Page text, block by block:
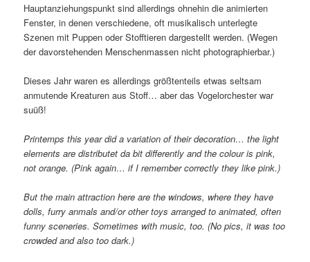
Hauptanziehungspunkt sind allerdings ohnehin die animierten
Fenster, in denen verschiedene, oft musikalisch unterlegte
Szenen mit Puppen oder Stofftieren dargestellt werden. (Wegen
der davorstehenden Menschenmassen nicht photographierbar.)
Dieses Jahr waren es allerdings größtenteils etwas seltsam
anmutende Kreaturen aus Stoff… aber das Vogelorchester war
suüß!
Printemps this year did a variation of their decoration… the light
elements are distributet da bit differently and the colour is pink,
not orange. (Pink again… if I remember correctly they like pink.)
But the main attraction here are the windows, where they have
dolls, furry anmals and/or other toys arranged to animated, often
funny sceneries. Sometimes with music, too. (No pics, it was too
crowded and also too dark.)